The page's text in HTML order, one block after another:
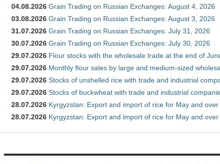
04.08.2026 Grain Trading on Russian Exchanges: August 4, 2026
03.08.2026 Grain Trading on Russian Exchanges: August 3, 2026
31.07.2026 Grain Trading on Russian Exchanges: July 31, 2026
30.07.2026 Grain Trading on Russian Exchanges: July 30, 2026
29.07.2026 Flour stocks with the wholesale trade at the end of
29.07.2026 Monthly flour sales by large and medium-sized
29.07.2026 Stocks of unshelled rice with trade and industrial
29.07.2026 Stocks of buckwheat with trade and industrial
28.07.2026 Kyrgyzstan: Export and import of rice for May and
28.07.2026 Kyrgyzstan: Export and import of rice for May and